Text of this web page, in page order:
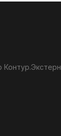
Контур.Экстерн